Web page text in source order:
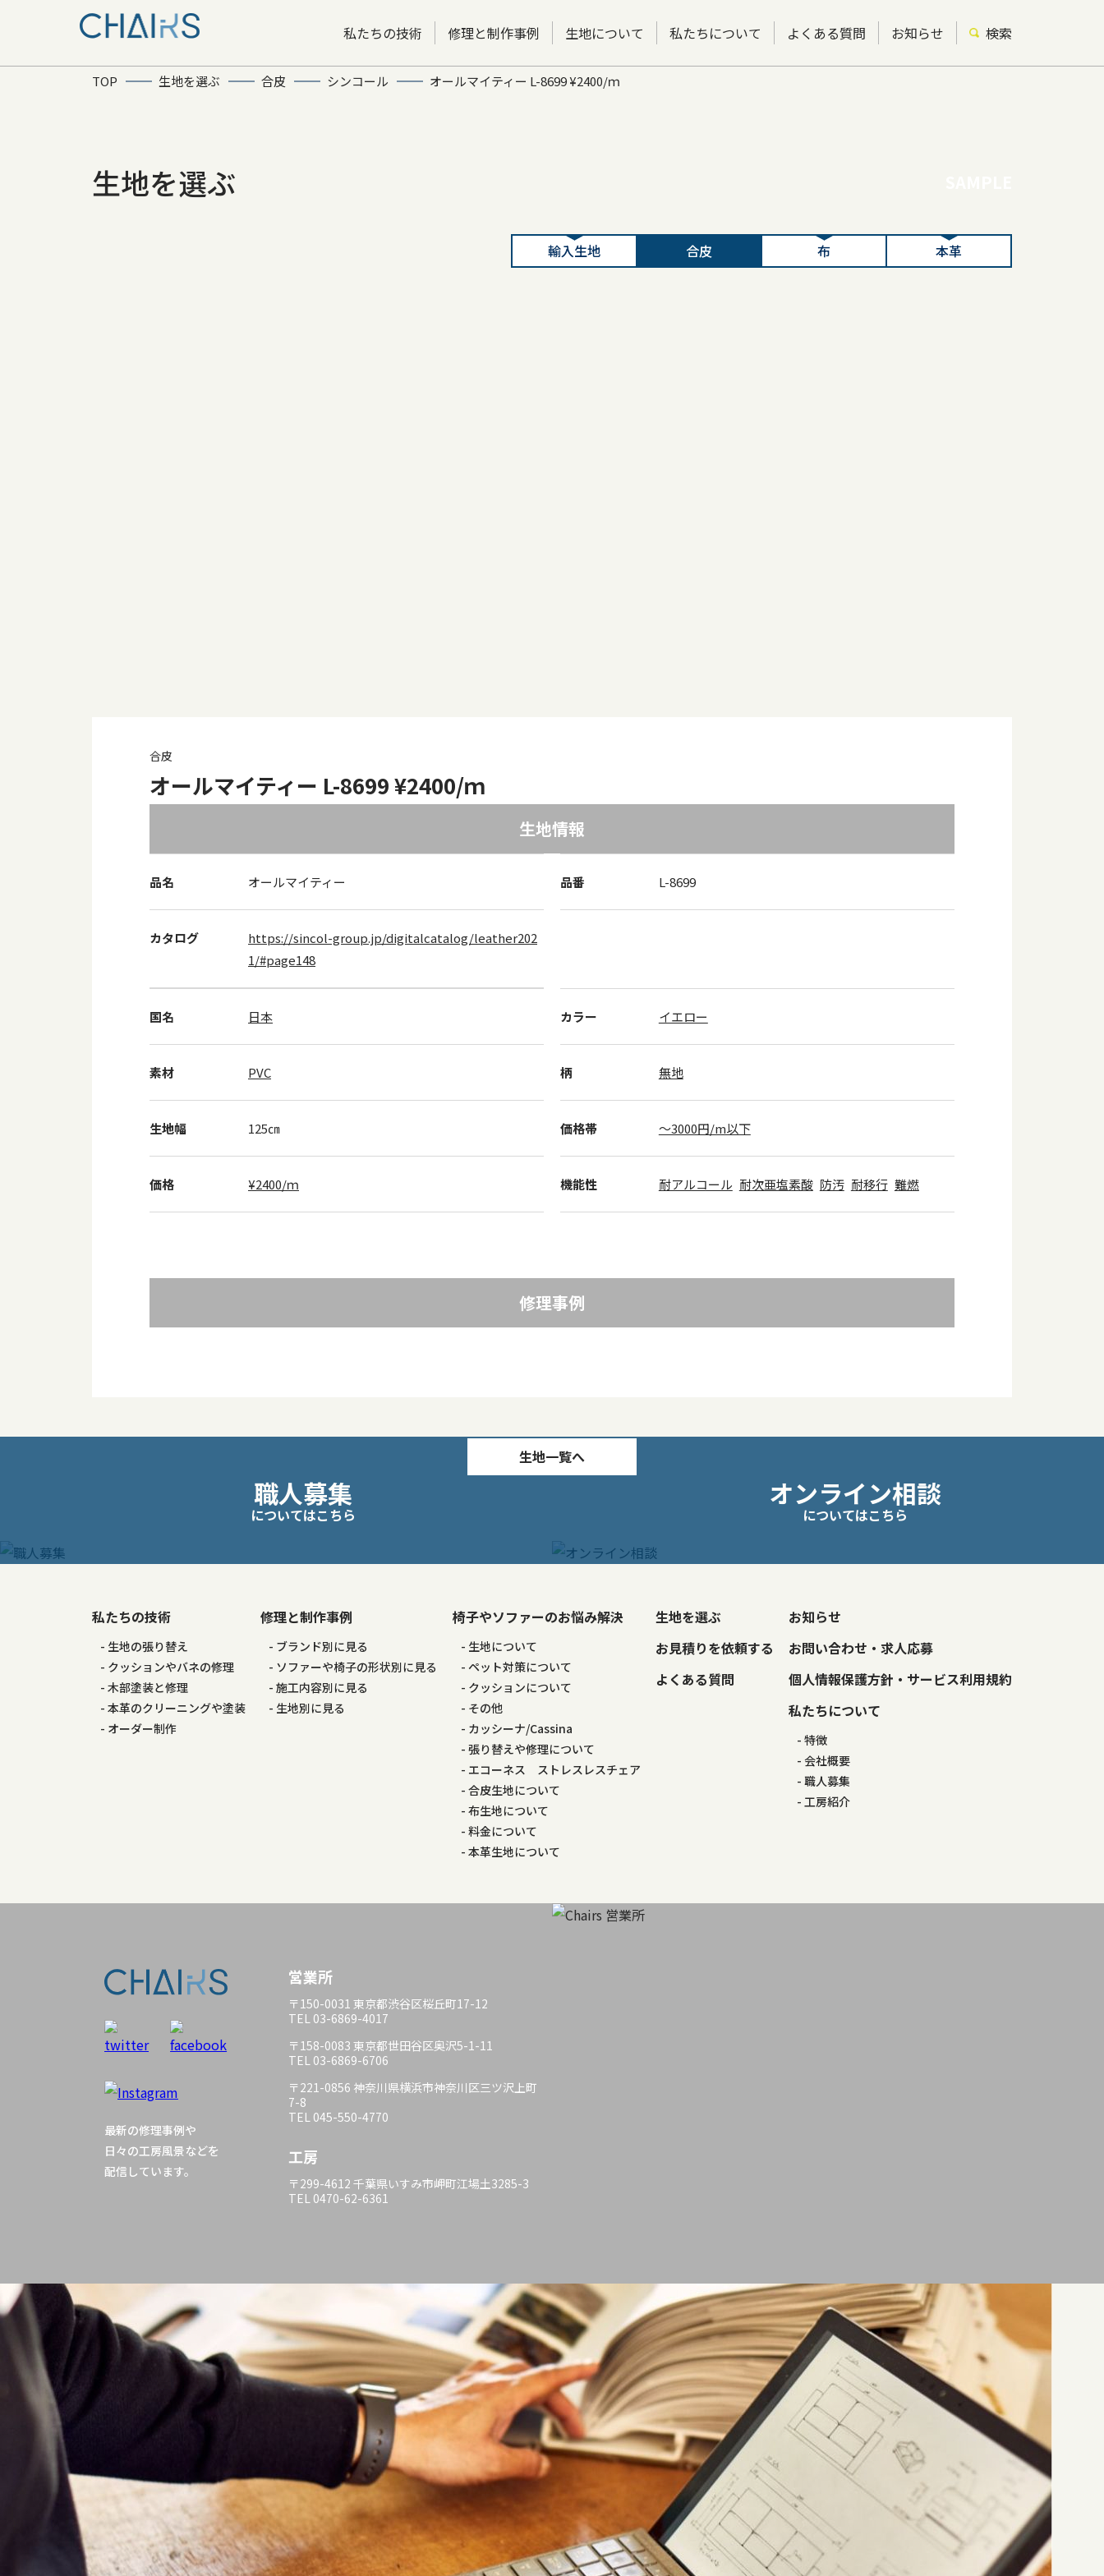
私たちの技術 修理と制作事例 生地について 私たちについて よくある質問 お知らせ 検索
TOP 生地を選ぶ 合皮 シンコール オールマイティー L-8699 ¥2400/ｍ
生地を選ぶ
輸入生地 合皮 布 本革
合皮
オールマイティー L-8699 ¥2400/ｍ
生地情報
品名 オールマイティー 品番 L-8699
カタログ
https://sincol-group.jp/digitalcatalog/leather202
1/#page148
国名 日本 カラー イエロー
素材 PVC 柄 無地
生地幅 125㎝ 価格帯 ～3000円/m以下
価格 ¥2400/ｍ 機能性 耐アルコール 耐次亜塩素酸 防汚 耐移行 難燃
修理事例
ゲ
ー
シ
生地一覧へ
職人募集
についてはこちら
オンライン相談
についてはこちら
私たちの技術
生地の張り替え
クッションやバネの修理
木部塗装と修理
本革のクリーニングや塗装
オーダー制作
修理と制作事例
ブランド別に見る
ソファーや椅子の形状別に見る
施工内容別に見る
生地別に見る
椅子やソファーのお悩み解決
生地について
ペット対策について
クッションについて
その他
カッシーナ/Cassina
張り替えや修理について
エコーネス ストレスレスチェア
合皮生地について
布生地について
料金について
本革生地について
生地を選ぶ
お見積りを依頼する
よくある質問
お知らせ
お問い合わせ・求人応募
個人情報保護方針・サービス利用規約
私たちについて
特徴
会社概要
職人募集
工房紹介
最新の修理事例や
日々の工房風景などを
配信しています。
営業所
〒150-0031 東京都渋谷区桜丘町17-12
TEL 03-6869-4017
〒158-0083 東京都世田谷区奥沢5-1-11
TEL 03-6869-6706
〒221-0856 神奈川県横浜市神奈川区三ツ沢上町
7-8
TEL 045-550-4770
工房
〒299-4612 千葉県いすみ市岬町江場土3285-3
TEL 0470-62-6361